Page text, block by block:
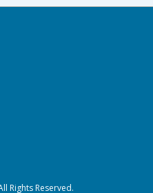
Rights Reserved.